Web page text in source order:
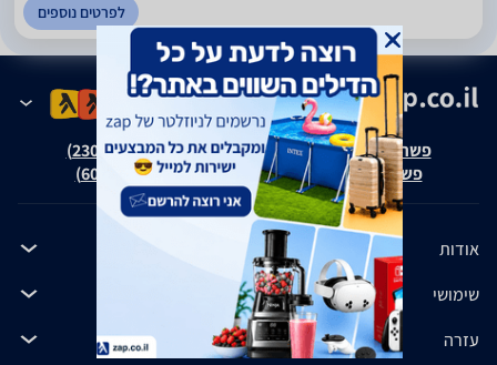
לפרטים נוספים
פשרה בת"צ אבנצ'יק נ' זאפ גרופ (ת"צ 23008-08-20)
פשרה בת"צ כהנים נ' זאפ גרופ (ת"צ 60371-12-19)
אודות
שימושי
עזרה